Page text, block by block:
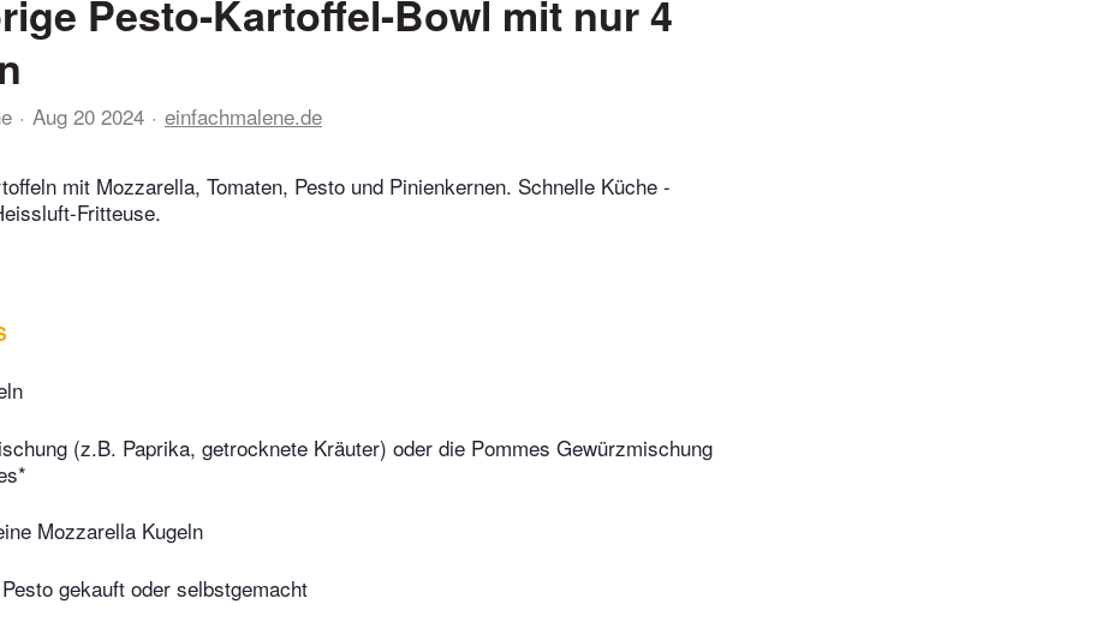
Pesto-Kartoffel-Bowl mit nur 4
Aug 20 2024 einfachmalene.de
mit Mozzarella, Tomaten, Pesto und Pinienkernen. Schnelle Küche -
Fritteuse.
(z.B. Paprika, getrocknete Kräuter) oder die Pommes Gewürzmischung
Mozzarella Kugeln
gekauft oder selbstgemacht